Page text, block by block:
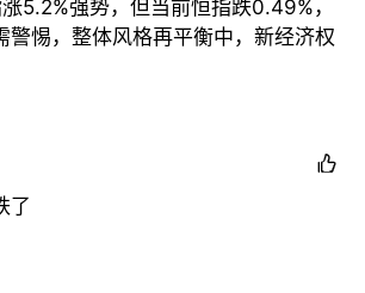
金(512050)年内上涨6.11%，净值
5.2%强势，但当前恒指跌0.49%，
警惕，整体风格再平衡中，新经济权

了